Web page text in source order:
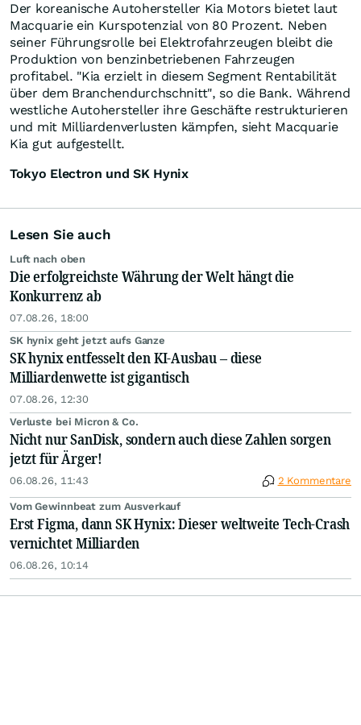
Der koreanische Autohersteller Kia Motors bietet laut
Macquarie ein Kurspotenzial von 80 Prozent. Neben
seiner Führungsrolle bei Elektrofahrzeugen bleibt die
Produktion von benzinbetriebenen Fahrzeugen
profitabel. "Kia erzielt in diesem Segment Rentabilität
über dem Branchendurchschnitt", so die Bank. Während
westliche Autohersteller ihre Geschäfte restrukturieren
und mit Milliardenverlusten kämpfen, sieht Macquarie
Kia gut aufgestellt.
Tokyo Electron und SK Hynix
Lesen Sie auch
Luft nach oben
Die erfolgreichste Währung der Welt hängt die
Konkurrenz ab
07.08.26, 18:00
SK hynix geht jetzt aufs Ganze
SK hynix entfesselt den KI-Ausbau – diese
Milliardenwette ist gigantisch
07.08.26, 12:30
Verluste bei Micron & Co.
Nicht nur SanDisk, sondern auch diese Zahlen sorgen
jetzt für Ärger!
06.08.26, 11:43 2 Kommentare
Vom Gewinnbeat zum Ausverkauf
Erst Figma, dann SK Hynix: Dieser weltweite Tech-Crash
vernichtet Milliarden
06.08.26, 10:14